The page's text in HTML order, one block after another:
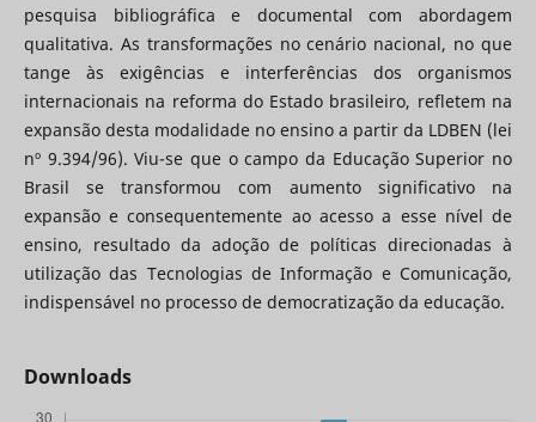
pesquisa bibliográfica e documental com abordagem
qualitativa. As transformações no cenário nacional, no que
tange às exigências e interferências dos organismos
internacionais na reforma do Estado brasileiro, refletem na
expansão desta modalidade no ensino a partir da LDBEN (lei
nº 9.394/96). Viu-se que o campo da Educação Superior no
Brasil se transformou com aumento significativo na
expansão e consequentemente ao acesso a esse nível de
ensino, resultado da adoção de políticas direcionadas à
utilização das Tecnologias de Informação e Comunicação,
indispensável no processo de democratização da educação.
Downloads